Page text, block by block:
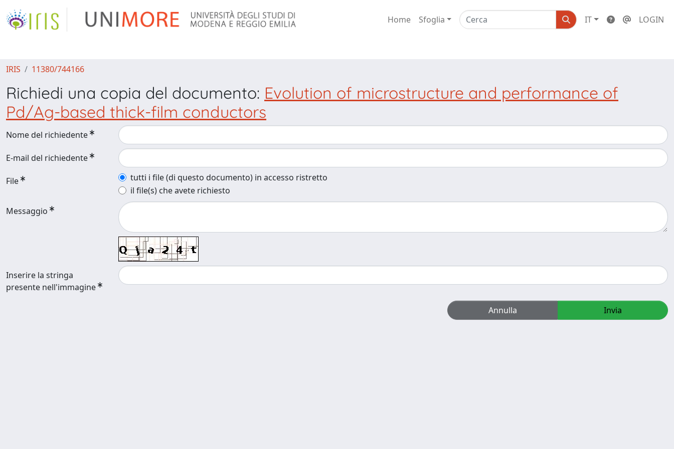
Home Sfoglia IT LOGIN
IRIS 11380/744166
Richiedi una copia del documento: Evolution of microstructure and performance of
Pd/Ag-based thick-film conductors
Nome del richiedente
E-mail del richiedente
File
tutti i file (di questo documento) in accesso ristretto
il file(s) che avete richiesto
Messaggio
Inserire la stringa
presente nell'immagine
Annulla Invia